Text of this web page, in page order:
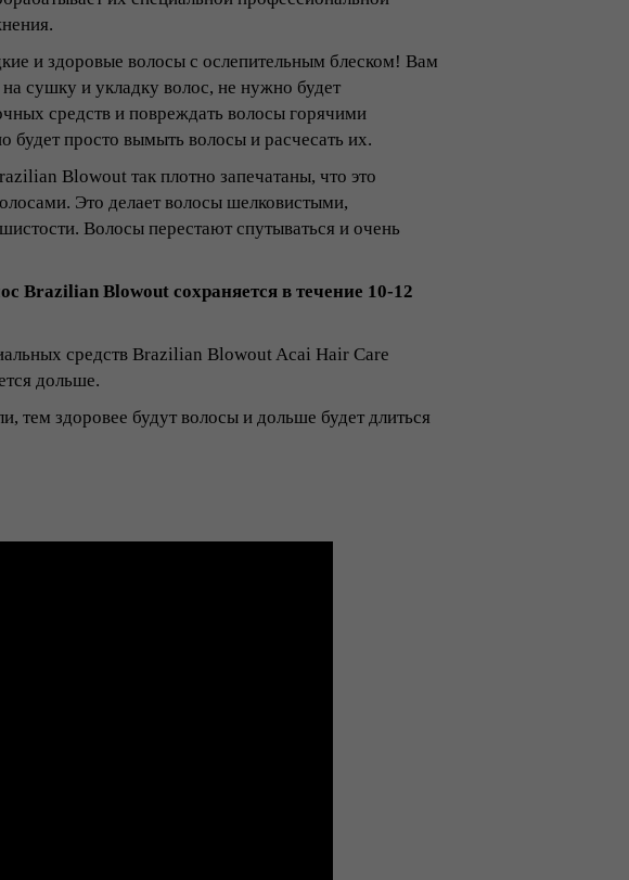
и здоровые волосы с ослепительным блеском! Вам
сушку и укладку волос, не нужно будет
средств и повреждать волосы горячими
просто вымыть волосы и расчесать их.
Blowout так плотно запечатаны, что это
Это делает волосы шелковистыми,
Волосы перестают спутываться и очень
Brazilian Blowout сохраняется в течение 10-12
средств Brazilian Blowout Acai Hair Care
дольше.
тем здоровее будут волосы и дольше будет длиться